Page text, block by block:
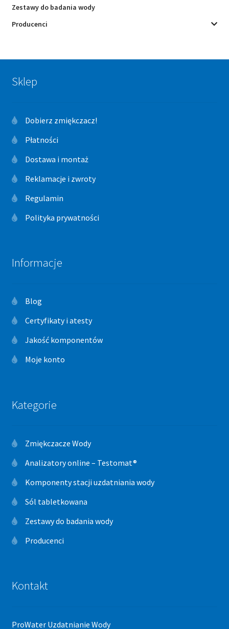
Zestawy do badania wody
Producenci
Sklep
Dobierz zmiękczacz!
Płatności
Dostawa i montaż
Reklamacje i zwroty
Regulamin
Polityka prywatności
Informacje
Blog
Certyfikaty i atesty
Jakość komponentów
Moje konto
Kategorie
Zmiękczacze Wody
Analizatory online – Testomat®
Komponenty stacji uzdatniania wody
Sól tabletkowana
Zestawy do badania wody
Producenci
Kontakt
ProWater Uzdatnianie Wody